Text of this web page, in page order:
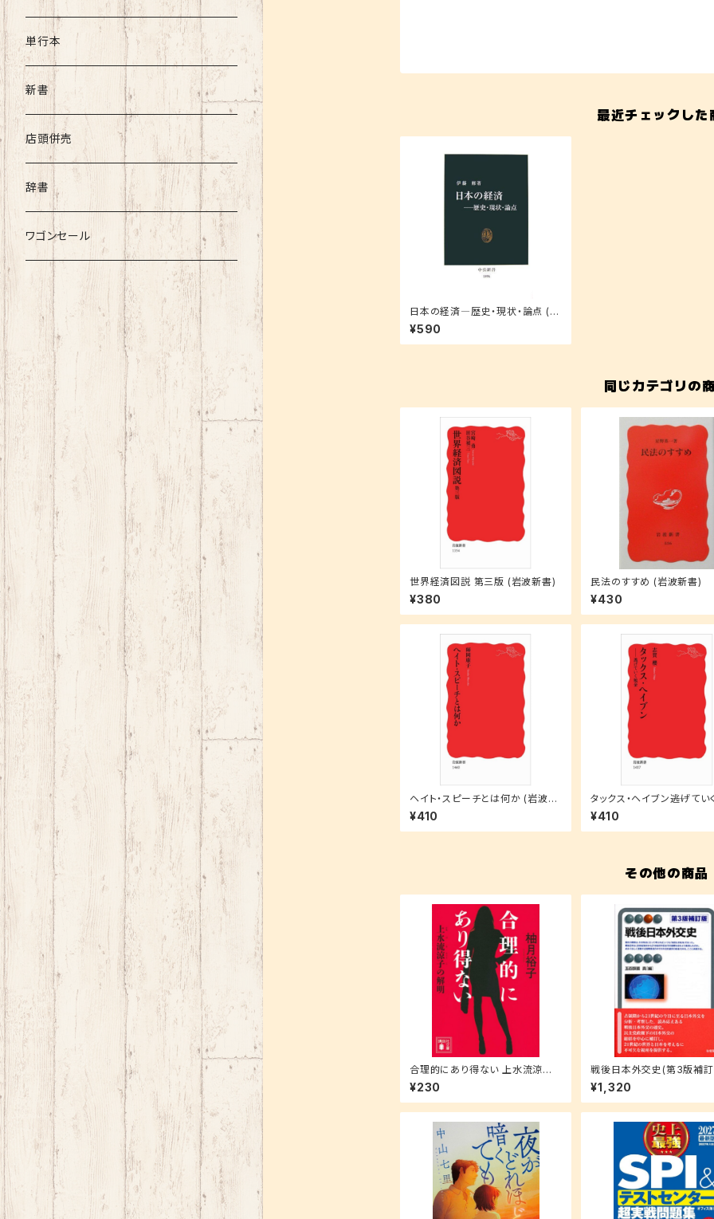
最近チェックした
日本の経済―歴史・現状・論点 (中
公新書)
¥590
同じカテゴリの
世界経済図説 第三版 (岩波新書)
¥380
民法のすすめ (岩波新書)
¥430
ヘイト・スピーチとは何か (岩波新
書)
¥410
タックス・ヘイブン――逃げてい
(岩波新書)
¥410
その他の商品
合理的にあり得ない 上水流涼子
の解明 (講談社文庫 ゆ 9-1)
¥230
戦後日本外交史(第3版補
斐閣アルマ)
¥1,320
書籍以外
単行本
新書
店頭併売
辞書
ワゴンセール